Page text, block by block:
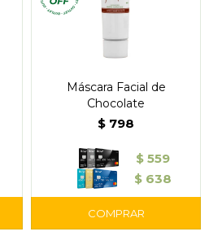
Máscara Facial de
Chocolate
$ 798
$ 559
$ 638